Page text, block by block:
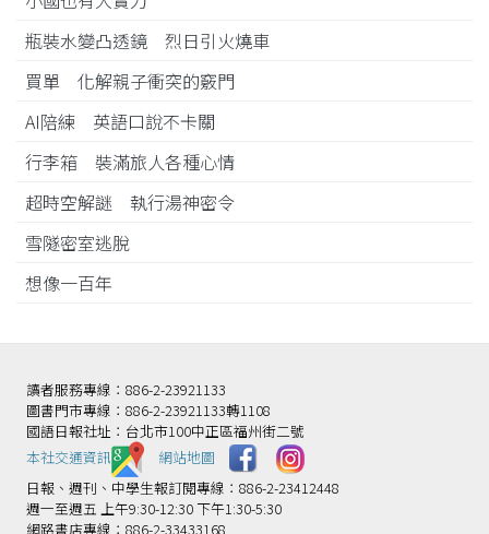
瓶裝水變凸透鏡 烈日引火燒車
買單 化解親子衝突的竅門
AI陪練 英語口說不卡關
行李箱 裝滿旅人各種心情
超時空解謎 執行湯神密令
雪隧密室逃脫
想像一百年
讀者服務專線：886-2-23921133
圖書門市專線：886-2-23921133轉1108
國語日報社址：台北市100中正區福州街二號
本社交通資訊️
網站地圖
日報、週刊、中學生報訂閱專線：886-2-23412448
週一至週五 上午9:30-12:30 下午1:30-5:30
網路書店專線：886-2-33433168